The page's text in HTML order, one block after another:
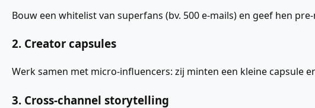
Bouw een whitelist van superfans (bv. 500 e-mails) en geef hen
2. Creator capsules
Werk samen met micro-influencers: zij minten een kleine capsule
3. Cross-channel storytelling